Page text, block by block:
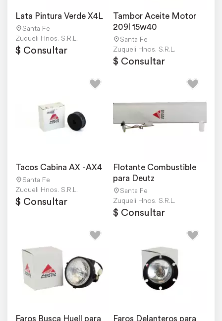
Lata Pintura Verde X4L
Santa Fe
Zuqueli Hnos. S.R.L.
$ Consultar
Tambor Aceite Motor
209l 15w40
Santa Fe
Zuqueli Hnos. S.R.L.
$ Consultar
Tacos Cabina AX -AX4
Santa Fe
Zuqueli Hnos. S.R.L.
$ Consultar
Flotante Combustible
para Deutz
Santa Fe
Zuqueli Hnos. S.R.L.
$ Consultar
Faros Busca Huell para
Faros Delanteros para